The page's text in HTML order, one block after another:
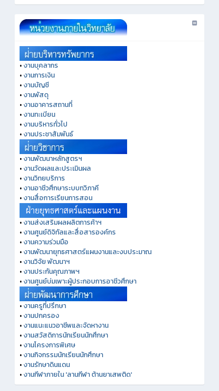
•งานบุคลากร
•งานการเงิน
•งานบัญชี
•งานพัสดุ
•งานอาคารสถานที่
•งานทะเบียน
•งานบริหารทั่วไป
•งานประชาสัมพันธ์
•งานพัฒนาหลักสูตรฯ
•งานวัดผลและประเมินผล
•งานวิทยบริการ
•งานอาชีวศึกษาระบบทวิภาคี
•งานสื่อการเรียนการสอน
•งานส่งเสริมผลผลิตการค้าฯ
•งานศูนย์ดิจิทัลและสื่อสารองค์กร
•งานความร่วมมือ
•งานพัฒนายุทธศาสตร์แผนงานและงบประมาณ
•งานวิจัย พัฒนาฯ
•งานประกันคุณภาพฯ
•งานศูนย์บ่มเพาะผู้ประกอบการอาชีวศึกษา
•งานครูที่ปรึกษา
•งานปกครอง
•งานแนะแนวอาชีพและจัดหางาน
•งานสวัสดิการนักเรียนนักศึกษา
•งานโครงการพิเศษ
•งานกิจกรรมนักเรียนนักศึกษา
•งานรักษาดินแดน
•งานกีฬาภายใน 'ลานกีฬา ต้านยาเสพติด'